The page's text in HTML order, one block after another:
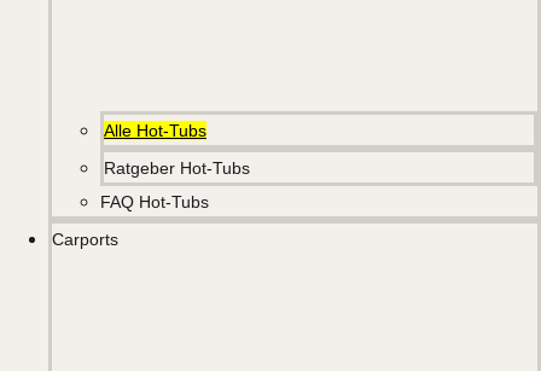
Alle Hot-Tubs
Ratgeber Hot-Tubs
FAQ Hot-Tubs
Carports